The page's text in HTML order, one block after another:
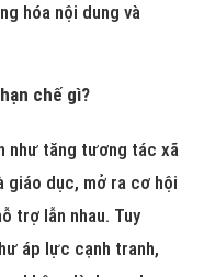
hóa nội dung và
chế gì?
như tăng tương tác xã
giáo dục, mở ra cơ hội
trợ lẫn nhau. Tuy
áp lực cạnh tranh,